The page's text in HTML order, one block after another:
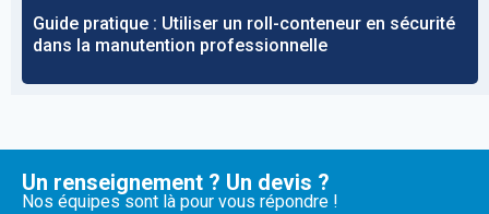
Guide pratique : Utiliser un roll-conteneur en sécurité
dans la manutention professionnelle
Un renseignement ? Un devis ?
Nos équipes sont là pour vous répondre !